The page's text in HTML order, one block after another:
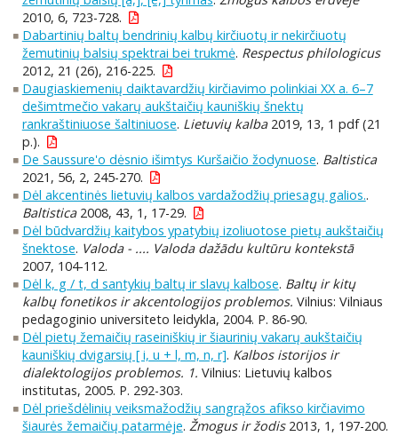
2010, 6, 723-728.
Dabartinių baltų bendrinių kalbų kirčiuotų ir nekirčiuotų
žemutinių balsių spektrai bei trukmė. Respectus philologicus
2012, 21 (26), 216-225.
Daugiaskiemenių daiktavardžių kirčiavimo polinkiai XX a. 6–7
dešimtmečio vakarų aukštaičių kauniškių šnektų
rankraštiniuose šaltiniuose. Lietuvių kalba2019, 13, 1 pdf (21
p.).
De Saussure'o dėsnio išimtys Kuršaičio žodynuose. Baltistica
2021, 56, 2, 245-270.
Dėl akcentinės lietuvių kalbos vardažodžių priesagų galios..
Baltistica2008, 43, 1, 17-29.
Dėl būdvardžių kaitybos ypatybių izoliuotose pietų aukštaičių
šnektose. Valoda - .... Valoda dažādu kultūru kontekstā
2007, 104-112.
Dėl k, g / t, d santykių baltų ir slavų kalbose. Baltų ir kitų
kalbų fonetikos ir akcentologijos problemos. Vilnius: Vilniaus
pedagoginio universiteto leidykla, 2004. P. 86-90.
Dėl pietų žemaičių raseiniškių ir šiaurinių vakarų aukštaičių
kauniškių dvigarsių [ i, u + l, m, n, r]. Kalbos istorijos ir
dialektologijos problemos. 1. Vilnius: Lietuvių kalbos
institutas, 2005. P. 292-303.
Dėl priešdėlinių veiksmažodžių sangrąžos afikso kirčiavimo
šiaurės žemaičių patarmėje. Žmogus ir žodis2013, 1, 197-200.